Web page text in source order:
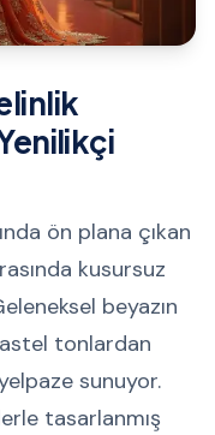
ön plana çıkan
kusursuz
beyazın
tonlardan
sunuyor.
tasarlanmış